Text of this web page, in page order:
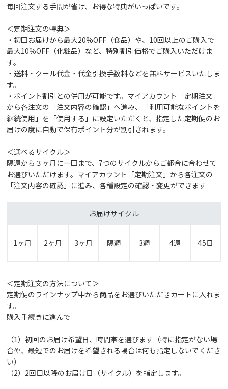
毎回注文する手間が省け、お得な特典がいっぱいです。
＜定期注文の特典＞
・初回お届けから最大20%OFF（食品）や、10回以上のご購入で
最大10％OFF（化粧品）など、特別割引価格でご購入いただけま
す。
・送料・クール代金・代金引換手数料などを無料サービスいたしま
す。
・ポイント割引との併用が可能です。マイアカウント「定期注文」
から各注文の「注文内容の確認」へ進み、「利用可能なポイントを
継続使用」を「使用する」に設定いただくと、指定した定期便のお
届けの度に自動で保有ポイント分が割引されます。
＜選べるサイクル＞
隔週から３ヶ月に一回まで、7つのサイクルからご都合に合わせて
お選びいただけます。マイアカウント「定期注文」から各注文の
「注文内容の確認」に進み、各種設定の確認・変更ができます
お届けサイクル
1ヶ月 2ヶ月 3ヶ月 隔週 3週 4週 45日
＜定期注文の方法について＞
定期便のラインナップ中から商品をお選びいただきカートに入れま
す。
購入手続きに進んで
（1）初回のお届け希望日、時間帯を選びます（特に指定がない場
合や、最短でのお届けを希望される場合は何も指定しないでくださ
い）
（2）2回目以降のお届け日（サイクル）を指定します。